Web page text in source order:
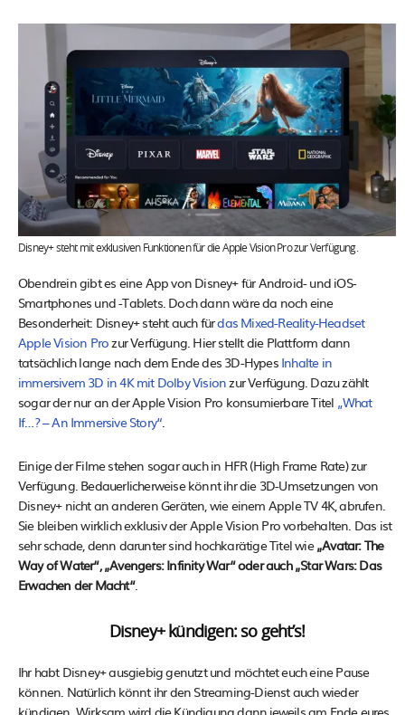
Disney+ steht mit exklusiven Funktionen für die Apple Vision Pro zur Verfügung.
Obendrein gibt es eine App von Disney+ für Android- und iOS-
Smartphones und -Tablets. Doch dann wäre da noch eine
Besonderheit: Disney+ steht auch fürdas Mixed-Reality-Headset
Apple Vision Prozur Verfügung. Hier stellt die Plattform dann
tatsächlich lange nach dem Ende des 3D-Hypes Inhalte in
immersivem 3D in 4K mit Dolby Visionzur Verfügung. Dazu zählt
sogar der nur an der Apple Vision Pro konsumierbare Titel „What
If…? – An Immersive Story“.
Einige der Filme stehen sogar auch in HFR (High Frame Rate) zur
Verfügung. Bedauerlicherweise könnt ihr die 3D-Umsetzungen von
Disney+ nicht an anderen Geräten, wie einem Apple TV 4K, abrufen.
Sie bleiben wirklich exklusiv der Apple Vision Pro vorbehalten. Das ist
sehr schade, denn darunter sind hochkarätige Titel wie„Avatar: The
Way of Water“, „Avengers: Infinity War“ oder auch „Star Wars: Das
Erwachen der Macht“.
Disney+ kündigen: so geht’s!
Ihr habt Disney+ ausgiebig genutzt und möchtet euch eine Pause
können. Natürlich könnt ihr den Streaming-Dienst auch wieder